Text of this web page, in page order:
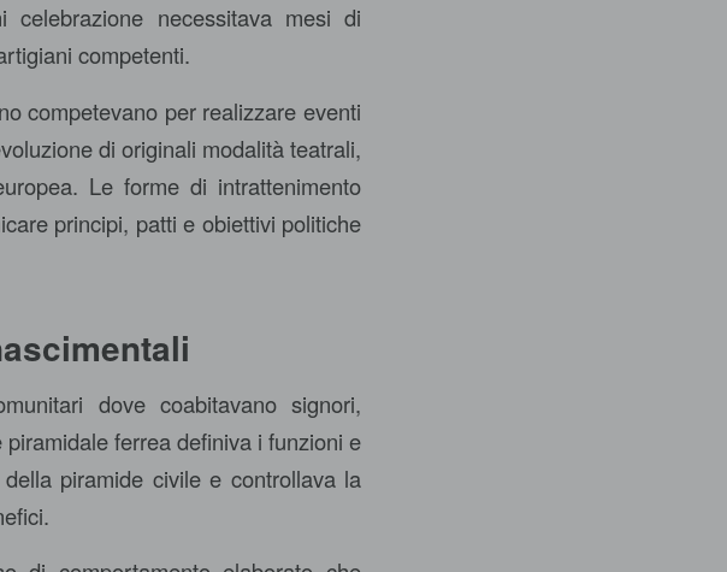
celebrazione necessitava mesi di
competenti.
competevano per realizzare eventi
di originali modalità teatrali,
Le forme di intrattenimento
principi, patti e obiettivi politiche
dove coabitavano signori,
ferrea definiva i funzioni e
piramide civile e controllava la